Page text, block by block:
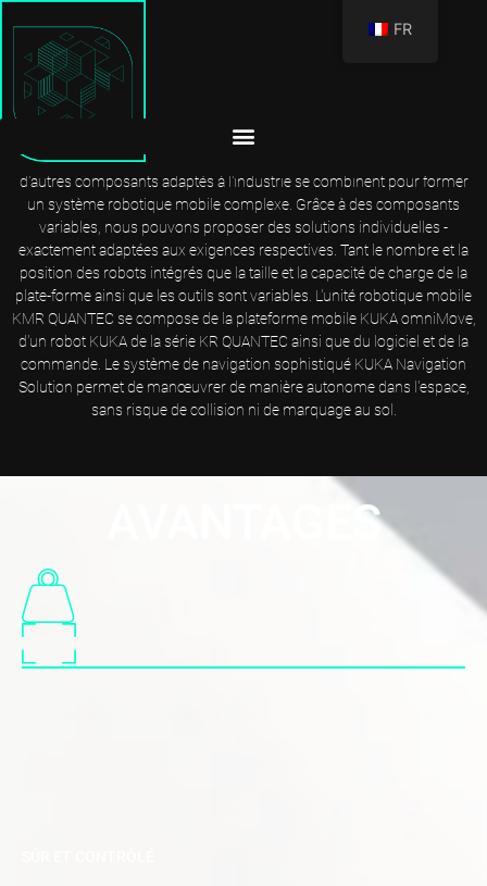
Avec le KMR QUANTEC, des robots KUKA, des plateformes mobiles et
d'autres composants adaptés à l'industrie se combinent pour former
un système robotique mobile complexe. Grâce à des composants
variables, nous pouvons proposer des solutions individuelles -
exactement adaptées aux exigences respectives. Tant le nombre et la
position des robots intégrés que la taille et la capacité de charge de la
plate-forme ainsi que les outils sont variables. L'unité robotique mobile
KMR QUANTEC se compose de la plateforme mobile KUKA omniMove,
d'un robot KUKA de la série KR QUANTEC ainsi que du logiciel et de la
commande. Le système de navigation sophistiqué KUKA Navigation
Solution permet de manœuvrer de manière autonome dans l'espace,
sans risque de collision ni de marquage au sol.
AVANTAGES
FR